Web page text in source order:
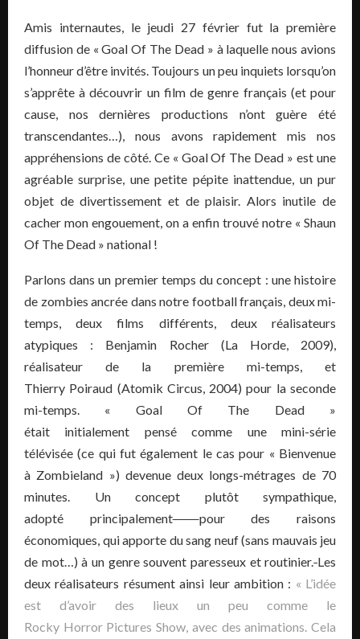
Amis internautes, le jeudi 27 février fut la première
diffusion de « Goal Of The Dead » à laquelle nous avions
l’honneur d’être invités. Toujours un peu inquiets lorsqu’on
s’apprête à découvrir un film de genre français (et pour
cause, nos dernières productions n’ont guère été
transcendantes…), nous avons rapidement mis nos
appréhensions de côté. Ce « Goal Of The Dead » est une
agréable surprise, une petite pépite inattendue, un pur
objet de divertissement et de plaisir. Alors inutile de
cacher mon engouement, on a enfin trouvé notre « Shaun
Of The Dead » national !
Parlons dans un premier temps du concept : une histoire
de zombies ancrée dans notre football français, deux mi-
temps, deux films différents, deux réalisateurs
atypiques : Benjamin Rocher (La Horde, 2009),
réalisateur de la première mi-temps, et
Thierry Poiraud (Atomik Circus, 2004) pour la seconde
mi-temps. « Goal Of The Dead »
était initialement pensé comme une mini-série
télévisée (ce qui fut également le cas pour « Bienvenue
à Zombieland ») devenue deux longs-métrages de 70
minutes. Un concept plutôt sympathique,
adopté principalement
pour des raisons
économiques, qui apporte du sang neuf (sans mauvais jeu
de mot…) à un genre souvent paresseux et routinier. Les
deux réalisateurs résument ainsi leur ambition : « L’idée
est d’avoir des lieux un peu comme le
Rocky Horror Pictures Show, avec des animations. Cela